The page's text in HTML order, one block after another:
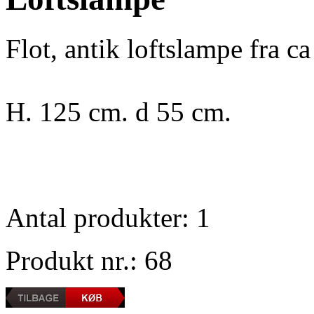
Flot, antik loftslampe fra
H. 125 cm. d 55 cm.
Antal produkter: 1
Produkt nr.: 68